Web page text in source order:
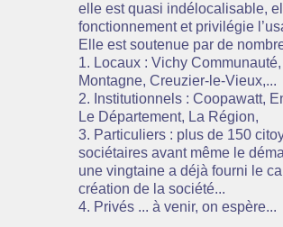
elle est quasi indélocalisable,
fonctionnement et privilégie
Elle est soutenue par de
1. Locaux : Vichy
Montagne, Creuzier-le-Vieux,...
2. Institutionnels : Coopawatt,
Le Département, La Région,
3. Particuliers : plus de 150
sociétaires avant même le
une vingtaine a déjà fourni le
création de la société...
4. Privés ... à venir, on espère...